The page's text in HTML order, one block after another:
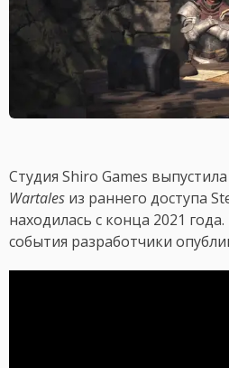
Студия Shiro Games
Wartales из раннего доступа
находилась с конца 2021
события разработчики